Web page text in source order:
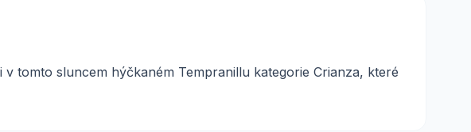
tomto sluncem hýčkaném Tempranillu kategorie Crianza, které